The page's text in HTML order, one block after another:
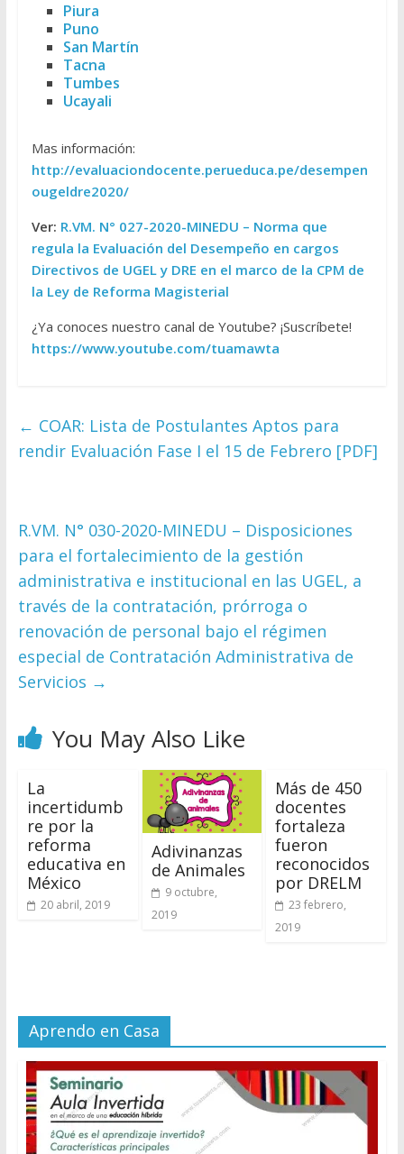
Piura
Puno
San Martín
Tacna
Tumbes
Ucayali
Mas información:
http://evaluaciondocente.perueduca.pe/desempen
ougeldre2020/
Ver: R.VM. N° 027-2020-MINEDU – Norma que
regula la Evaluación del Desempeño en cargos
Directivos de UGEL y DRE en el marco de la CPM de
la Ley de Reforma Magisterial
¿Ya conoces nuestro canal de Youtube? ¡Suscríbete!
https://www.youtube.com/tuamawta
← COAR: Lista de Postulantes Aptos para
rendir Evaluación Fase I el 15 de Febrero [PDF]
R.VM. N° 030-2020-MINEDU – Disposiciones
para el fortalecimiento de la gestión
administrativa e institucional en las UGEL, a
través de la contratación, prórroga o
renovación de personal bajo el régimen
especial de Contratación Administrativa de
Servicios →
You May Also Like
La
incertidumb
re por la
reforma
educativa en
México
20 abril, 2019
Adivinanzas
de Animales
9 octubre,
2019
Más de 450
docentes
fortaleza
fueron
reconocidos
por DRELM
23 febrero,
2019
Aprendo en Casa